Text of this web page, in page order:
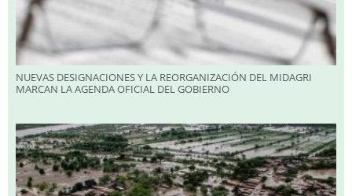
NUEVAS DESIGNACIONES Y LA REORGANIZACIÓN DEL MIDAGRI
MARCAN LA AGENDA OFICIAL DEL GOBIERNO